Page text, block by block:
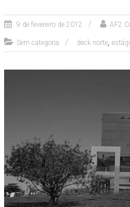
9 de fevereiro de 2012 AF2
Sem categoria deck norte,